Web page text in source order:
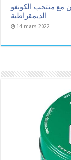
وديتين مع منتخب الكونغو
الديمقراطية
14 mars 2022